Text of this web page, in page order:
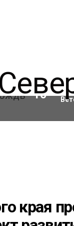
10°C
края